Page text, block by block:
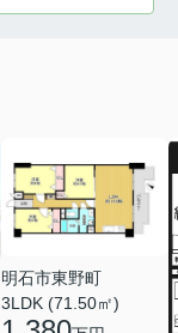
明石市東野町
3LDK (71.50㎡)